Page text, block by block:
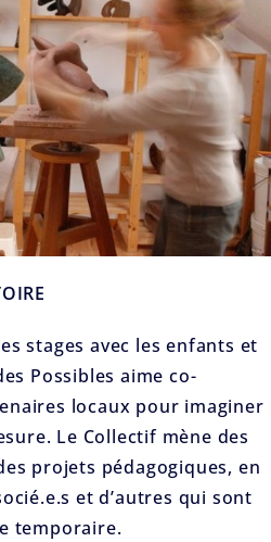
stages avec les enfants et
Possibles aime co-
locaux pour imaginer
Le Collectif mène des
projets pédagogiques, en
et d’autres qui sont
temporaire.